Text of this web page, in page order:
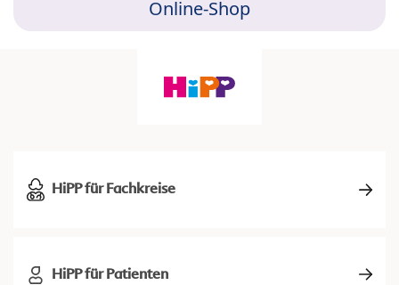
Online-Shop
HiPP für Fachkreise
HiPP für Patienten